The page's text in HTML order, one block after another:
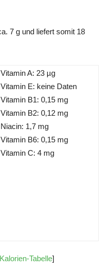
7 g und liefert somit 18
Vitamin A: 23 µg
Vitamin E: keine Daten
Vitamin B1: 0,15 mg
Vitamin B2: 0,12 mg
Niacin: 1,7 mg
Vitamin B6: 0,15 mg
Vitamin C: 4 mg
Tabelle]